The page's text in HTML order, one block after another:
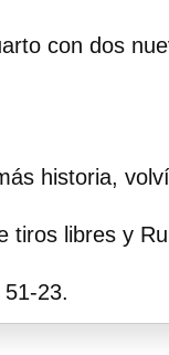
con dos
historia,
tiros libres y
23.